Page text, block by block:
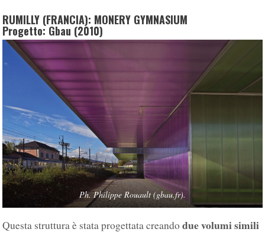
RUMILLY (FRANCIA): MONERY GYMNASIUM
Progetto: Gbau (2010)
Ph. Philippe Rouault (gbau.fr).
Questa struttura è stata progettata creandodue volumi simili